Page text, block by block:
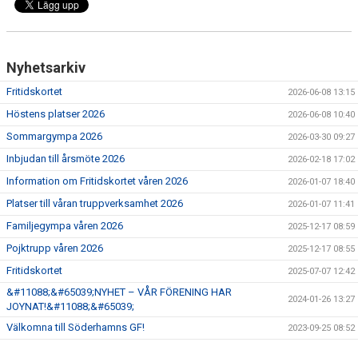
Nyhetsarkiv
Fritidskortet 2026-06-08 13:15
Höstens platser 2026 2026-06-08 10:40
Sommargympa 2026 2026-03-30 09:27
Inbjudan till årsmöte 2026 2026-02-18 17:02
Information om Fritidskortet våren 2026 2026-01-07 18:40
Platser till våran truppverksamhet 2026 2026-01-07 11:41
Familjegympa våren 2026 2025-12-17 08:59
Pojktrupp våren 2026 2025-12-17 08:55
Fritidskortet 2025-07-07 12:42
&#11088;&#65039;NYHET – VÅR FÖRENING HAR
JOYNAT!&#11088;&#65039;
2024-01-26 13:27
Välkomna till Söderhamns GF! 2023-09-25 08:52